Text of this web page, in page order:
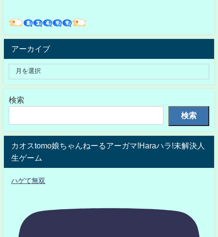
アーカイブ
検索
検索
カオスtomo娘ちゃんねーるアーガマ!Haraハラ!未解決人
生ゲーム
ハゲて無双